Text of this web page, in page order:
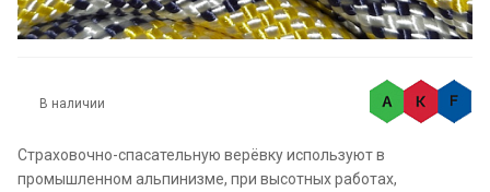
В наличии
Страховочно-спасательную верёвку используют в
промышленном альпинизме, при высотных работах,